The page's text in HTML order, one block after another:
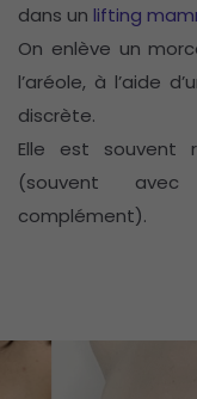
dans un lifting
On enlève un
l’aréole, à l’aide
discrète.
Elle est souvent
(souvent
complément).